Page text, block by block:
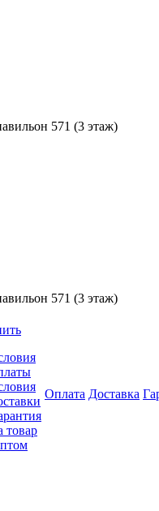
571 (3 этаж)
571 (3 этаж)
товар
Оплата Доставка